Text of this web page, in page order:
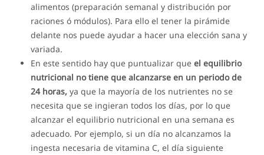
alimentos (preparación semanal y distribución por
raciones ó módulos). Para ello el tener la pirámide
delante nos puede ayudar a hacer una elección sana y
variada.
En este sentido hay que puntualizar queel equilibrio
nutricional no tiene que alcanzarse en un periodo de
24 horas, ya que la mayoría de los nutrientes no se
necesita que se ingieran todos los días, por lo que
alcanzar el equilibrio nutricional en una semana es
adecuado. Por ejemplo, si un día no alcanzamos la
ingesta necesaria de vitamina C, el día siguiente